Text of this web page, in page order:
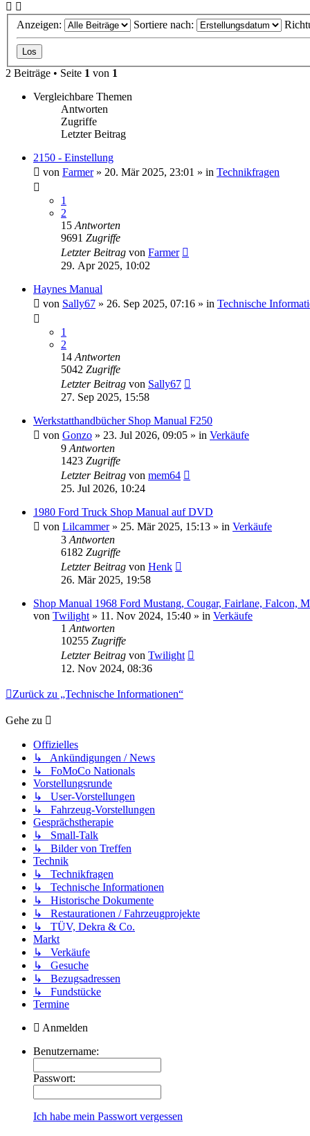
Anzeigen: Sortiere nach:
2 Beiträge • Seite 1 von 1
Vergleichbare Themen
Antworten
Zugriffe
Letzter Beitrag
2150 - Einstellung
von Farmer» 20. Mär 2025, 23:01 » in Technikfragen
1
2
15 Antworten
9691 Zugriffe
Letzter Beitrag von Farmer
29. Apr 2025, 10:02
Haynes Manual
von Sally67 » 26. Sep 2025, 07:16 » in Technische
1
2
14 Antworten
5042 Zugriffe
Letzter Beitrag von Sally67
27. Sep 2025, 15:58
Werkstatthandbücher Shop Manual F250
von Gonzo » 23. Jul 2026, 09:05 » in Verkäufe
9 Antworten
1423 Zugriffe
Letzter Beitrag von mem64
25. Jul 2026, 10:24
1980 Ford Truck Shop Manual auf DVD
von Lilcammer» 25. Mär 2025, 15:13 » in Verkäufe
3 Antworten
6182 Zugriffe
Letzter Beitrag von Henk
26. Mär 2025, 19:58
Shop Manual 1968 Ford Mustang, Cougar, Fairlane, Falcon,
von Twilight » 11. Nov 2024, 15:40 » in Verkäufe
1 Antworten
10255 Zugriffe
Letzter Beitrag von Twilight
12. Nov 2024, 08:36
Zurück zu „Technische Informationen“
Gehe zu
Offizielles
↳ Ankündigungen / News
↳ FoMoCo Nationals
Vorstellungsrunde
↳ User-Vorstellungen
↳ Fahrzeug-Vorstellungen
Gesprächstherapie
↳ Small-Talk
↳ Bilder von Treffen
Technik
↳ Technikfragen
↳ Technische Informationen
↳ Historische Dokumente
↳ Restaurationen / Fahrzeugprojekte
↳ TÜV, Dekra & Co.
Markt
↳ Verkäufe
↳ Gesuche
↳ Bezugsadressen
↳ Fundstücke
Termine
Anmelden
Benutzername:
Passwort:
Ich habe mein Passwort vergessen